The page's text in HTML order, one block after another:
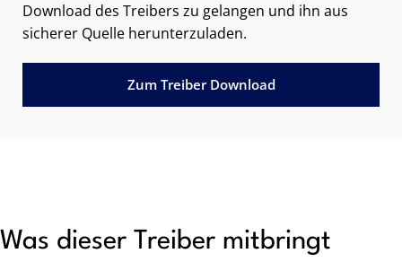
Download des Treibers zu gelangen und ihn aus
sicherer Quelle herunterzuladen.
Zum Treiber Download
Was dieser Treiber mitbringt